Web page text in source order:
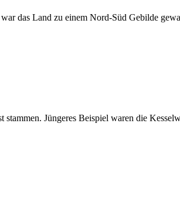
das Land zu einem Nord-Süd Gebilde
stammen. Jüngeres Beispiel waren die